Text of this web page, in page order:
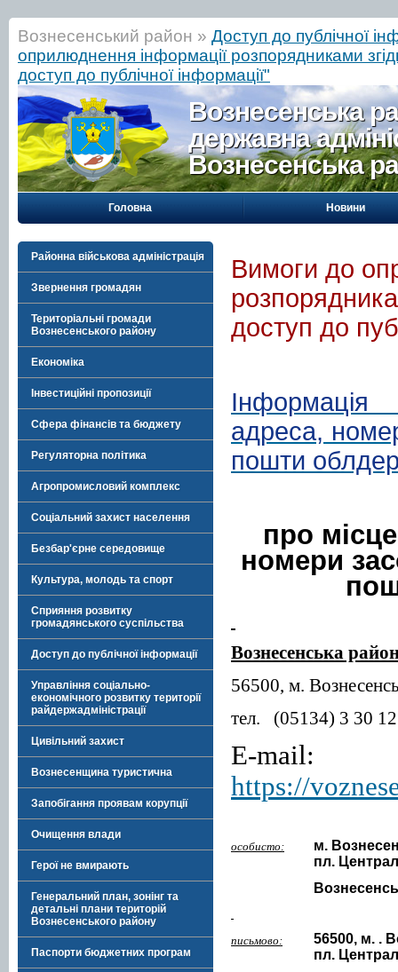
Вознесенський район » Доступ до публічної
оприлюднення інформації розпорядниками
доступ до публічної інформації"
Вознесенська
державна
Вознесенська
Головна Новини
Районна військова адміністрація
Звернення громадян
Територіальні громади
Вознесенського району
Економіка
Інвестиційні пропозиції
Сфера фінансів та бюджету
Регуляторна політика
Агропромисловий комплекс
Соціальний захист населення
Безбар'єрне середовище
Культура, молодь та спорт
Сприяння розвитку
громадянського суспільства
Доступ до публічної інформації
Управління соціально-
економічного розвитку території
райдержадміністрації
Цивільний захист
Вознесенщина туристична
Запобігання проявам корупції
Очищення влади
Герої не вмирають
Генеральний план, зонінг та
детальні плани територій
Вознесенського району
Паспорти бюджетних програм
Вимоги до
доступ до
адреса,
пошти
про
номери
Вознесенська
56500, м.
тел.
(05134) 3 30 12
E-mail
https://
особисто: м.
пл.
письмово: 56500, м. .
пл.